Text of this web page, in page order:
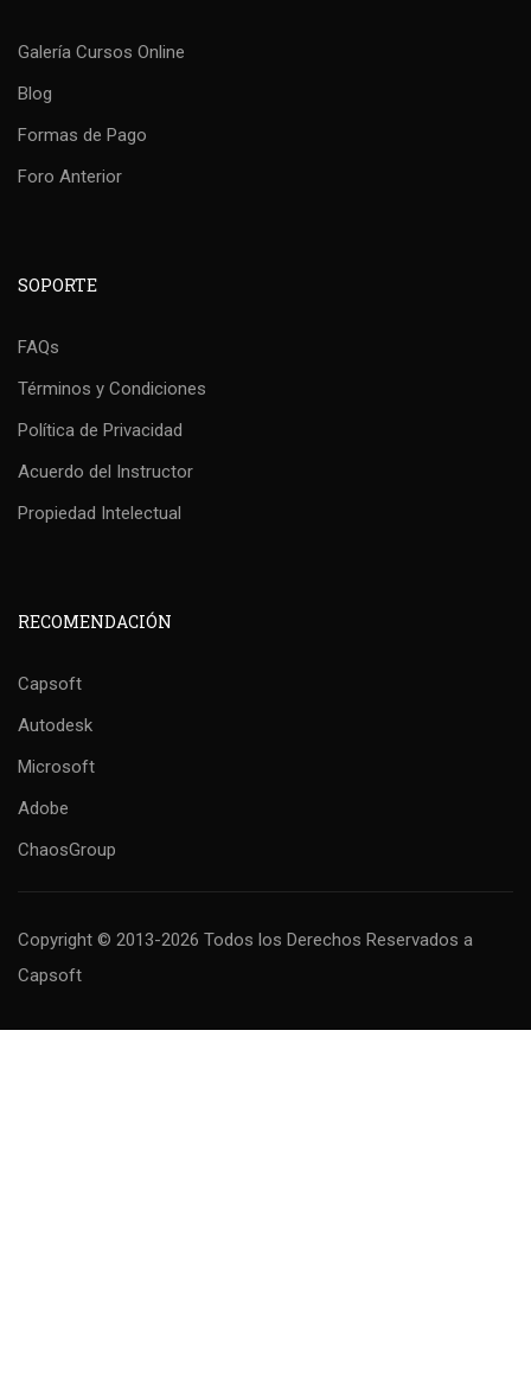
Galería Cursos Online
Blog
Formas de Pago
Foro Anterior
SOPORTE
FAQs
Términos y Condiciones
Política de Privacidad
Acuerdo del Instructor
Propiedad Intelectual
RECOMENDACIÓN
Capsoft
Autodesk
Microsoft
Adobe
ChaosGroup
Copyright © 2013-2026 Todos los Derechos Reservados a
Capsoft